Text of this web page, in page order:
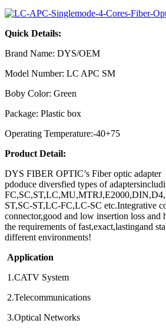
Quick Details:
Brand Name: DYS/OEM
Model Number: LC APC SM
Boby Color: Green
Package: Plastic box
Operating Temperature:-40+75
Product Detail:
DYS FIBER OPTIC’s Fiber optic adapter
pdoduce diversfied types of
ST,SC-ST,LC-FC,LC-SC etc.Integrative
connector,good and low insertion loss and
the requirements of fast,exact,lastingand
different environments!
Application
1.CATV System
2.Telecommunications
3.Optical Networks